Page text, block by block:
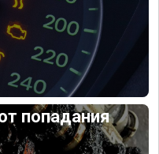
попадания